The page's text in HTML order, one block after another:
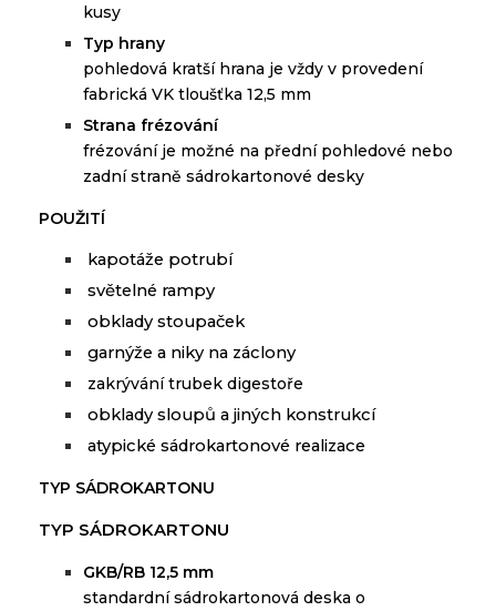
kusy
Typ hrany
pohledová kratší hrana je vždy v provedení
fabrická VK tloušťka 12,5 mm
Strana frézování
frézování je možné na přední pohledové nebo
zadní straně sádrokartonové desky
POUŽITÍ
kapotáže potrubí
světelné rampy
obklady stoupaček
garnýže a niky na záclony
zakrývání trubek digestoře
obklady sloupů a jiných konstrukcí
atypické sádrokartonové realizace
TYP SÁDROKARTONU
TYP SÁDROKARTONU
GKB/RB 12,5 mm
standardní sádrokartonová deska o